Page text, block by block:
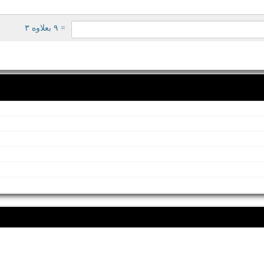
= ۹ بعلاوه ۳